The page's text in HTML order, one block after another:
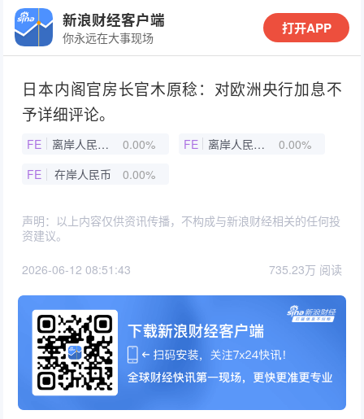
新浪财经客户端
你永远在大事现场
打开APP
日本内阁官房长官木原稔：对欧洲央行加息不
予详细评论。
FE 离岸人民币（香港） 0.00% FE 离岸人民币兑美元即期汇率
0.00%
FE
在岸人民币 0.00%
声明：以上内容仅供资讯传播，不构成与新浪财经相关的任何投
资建议。
2026-06-12 08:51:43 735.23万 阅读